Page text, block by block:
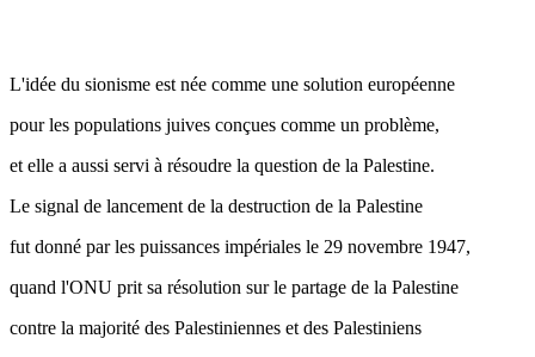
L'idée du sionisme est née comme une solution européenne
pour les populations juives conçues comme un problème,
et elle a aussi servi à résoudre la question de la Palestine.
Le signal de lancement de la destruction de la Palestine
fut donné par les puissances impériales le 29 novembre 1947,
quand l'ONU prit sa résolution sur le partage de la Palestine
contre la majorité des Palestiniennes et des Palestiniens